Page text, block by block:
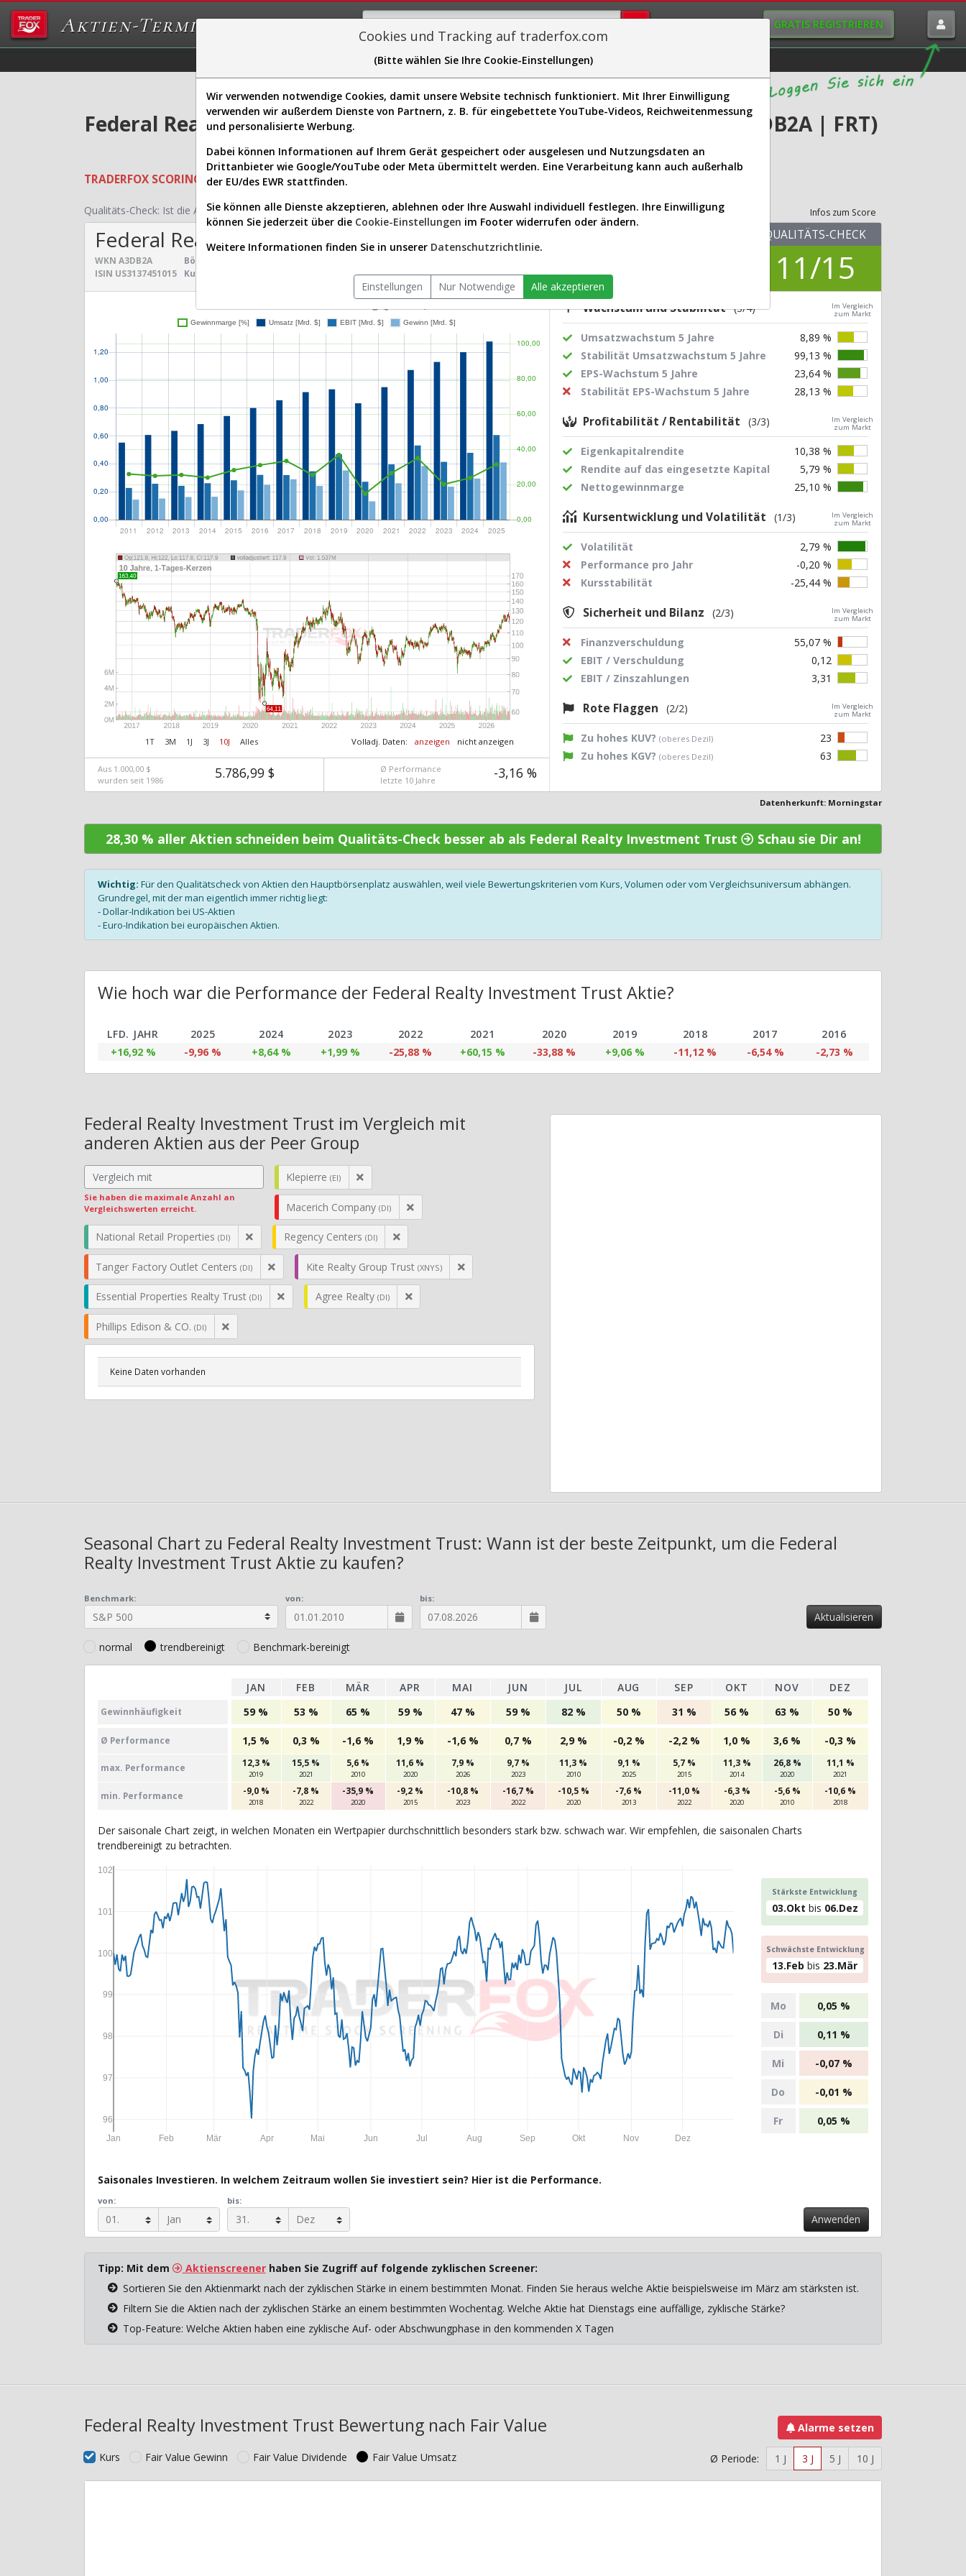
Aktien-Terminal GRATIS REGISTRIEREN
Sector-Spider Easy-Scan Visualizations
Federal Realty Investment Trust Aktie: Realtime-Kurs & Analyse (A3DB2A | FRT)
TRADERFOX SCORING SYSTEMS: Qualitäts-Check
Qualitäts-Check: Ist die Aktie zum Investieren geeignet? Infos zum Score
Federal Realty Investment Trust
WKN A3DB2A
ISIN US3137451015
Börsenwert:
Kurs:
Universum: USA 2000 (v)
3,75 %
QUALITÄTS-CHECK
11/15
Wachstum und Stabilität (3/4)
Im Vergleich
zum Markt
Umsatzwachstum 5 Jahre
8,89 %
Stabilität Umsatzwachstum 5 Jahre
99,13 %
EPS-Wachstum 5 Jahre
23,64 %
Stabilität EPS-Wachstum 5 Jahre
28,13 %
Profitabilität / Rentabilität (3/3)
Im Vergleich
zum Markt
Eigenkapitalrendite
10,38 %
Rendite auf das eingesetzte Kapital
5,79 %
Nettogewinnmarge
25,10 %
Kursentwicklung und Volatilität (1/3)
Im Vergleich
zum Markt
Volatilität
2,79 %
Performance pro Jahr
-0,20 %
Kursstabilität
-25,44 %
Sicherheit und Bilanz (2/3)
Im Vergleich
zum Markt
Finanzverschuldung
55,07 %
EBIT / Verschuldung
0,12
EBIT / Zinszahlungen
3,31
Rote Flaggen (2/2)
Im Vergleich
zum Markt
Zu hohes KUV?(oberes Dezil)
23
Zu hohes KGV?(oberes Dezil) 63
1T 3M 1J 3J 10J Alles Volladj. Daten: anzeigen nicht anzeigen
Aus 1.000,00 $
wurden seit 1986
5.786,99 $
Ø Performance
letzte 10 Jahre
-3,16 %
Datenherkunft: Morningstar
28,30 % aller Aktien schneiden beim Qualitäts-Check besser ab als Federal Realty Investment Trust Schau sie Dir an!
Wichtig: Für den Qualitätscheck von Aktien den Hauptbörsenplatz auswählen, weil viele Bewertungskriterien vom Kurs, Volumen oder vom Vergleichsuniversum abhängen.
Grundregel, mit der man eigentlich immer richtig liegt:
- Dollar-Indikation bei US-Aktien
- Euro-Indikation bei europäischen Aktien.
Wie hoch war die Performance der Federal Realty Investment Trust Aktie?
LFD. JAHR 2025 2024 2023 2022 2021 2020 2019 2018 2017
2016
+16,92 %
-9,96 % +8,64 % +1,99 % -25,88 % +60,15 % -33,88 % +9,06 % -11,12 % -6,54 % -2,73 %
Federal Realty Investment Trust im Vergleich mit
anderen Aktien aus der Peer Group
Sie haben die maximale Anzahl an
Vergleichswerten erreicht.
Klepierre (EI)
Macerich Company (DI)
National Retail Properties (DI) Regency Centers (DI)
Tanger Factory Outlet Centers (DI) Kite Realty Group Trust (XNYS)
Essential Properties Realty Trust (DI) Agree Realty (DI)
Phillips Edison & CO. (DI)
Keine Daten vorhanden
Seasonal Chart zu Federal Realty Investment Trust: Wann ist der beste Zeitpunkt, um die Federal
Realty Investment Trust Aktie zu kaufen?
Benchmark: von: bis:
normal trendbereinigt Benchmark-bereinigt
JAN FEB MÄR APR MAI JUN JUL AUG SEP OKT NOV DEZ
Gewinn­häufig­keit 59 % 53 % 65 % 59 % 47 % 59 % 82 % 50 % 31 % 56 % 63 % 50 %
Ø Perfor­mance 1,5 % 0,3 % -1,6 % 1,9 % -1,6 % 0,7 % 2,9 % -0,2 % -2,2 % 1,0 % 3,6 % -0,3 %
max. Per­for­mance 12,3 %
2019
15,5 %
2021
5,6 %
2010
11,6 %
2020
7,9 %
2026
9,7 %
2023
11,3 %
2010
9,1 %
2025
5,7 %
2015
11,3 %
2014
26,8 %
2020
11,1 %
2021
min. Per­for­mance -9,0 %
2018
-7,8 %
2022
-35,9 %
2020
-9,2 %
2015
-10,8 %
2023
-16,7 %
2022
-10,5 %
2020
-7,6 %
2013
-11,0 %
2022
-6,3 %
2020
-5,6 %
2010
-10,6 %
2018
Der saisonale Chart zeigt, in welchen Monaten ein Wertpapier durchschnittlich besonders stark bzw. schwach war. Wir empfehlen, die saisonalen Charts
trendbereinigt zu betrachten.
Jan Feb Mär Apr Mai Jun Jul Aug Sep Okt Nov Dez
96
97
98
99
100
101
102
Stärkste Entwicklung
03.Okt bis 06.Dez
Schwächste Entwicklung
13.Feb bis 23.Mär
Mo 0,05 %
Di 0,11 %
Mi -0,07 %
Do -0,01 %
Fr 0,05 %
Saisonales Investieren. In welchem Zeitraum wollen Sie investiert sein? Hier ist die Performance.
von: bis:
Tipp: Mit dem Aktienscreenerhaben Sie Zugriff auf folgende zyklischen Screener:
Sortieren Sie den Aktienmarkt nach der zyklischen Stärke in einem bestimmten Monat. Finden Sie heraus welche Aktie beispielsweise im März am stärksten ist.
Filtern Sie die Aktien nach der zyklischen Stärke an einem bestimmten Wochentag. Welche Aktie hat Dienstags eine auffällige, zyklische Stärke?
Top-Feature: Welche Aktien haben eine zyklische Auf- oder Abschwungphase in den kommenden X Tagen
Federal Realty Investment Trust Bewertung nach Fair Value Alarme setzen
Kurs Fair Value Gewinn Fair Value Dividende Fair Value Umsatz Ø Periode: 1 J 3 J 5 J 10 J
Cookies und Tracking auf traderfox.com
(Bitte wählen Sie Ihre Cookie-Einstellungen)
Wir verwenden notwendige Cookies, damit unsere Website technisch funktioniert. Mit Ihrer Einwilligung
verwenden wir außerdem Dienste von Partnern, z. B. für eingebettete YouTube-Videos, Reichweitenmessung
und personalisierte Werbung.
Dabei können Informationen auf Ihrem Gerät gespeichert oder ausgelesen und Nutzungsdaten an
Drittanbieter wie Google/YouTube oder Meta übermittelt werden. Eine Verarbeitung kann auch außerhalb
der EU/des EWR stattfinden.
Sie können alle Dienste akzeptieren, ablehnen oder Ihre Auswahl individuell festlegen. Ihre Einwilligung
können Sie jederzeit über die Cookie-Einstellungen im Footer widerrufen oder ändern.
Weitere Informationen finden Sie in unserer Datenschutzrichtlinie.
Einstellungen Nur Notwendige Alle akzeptieren